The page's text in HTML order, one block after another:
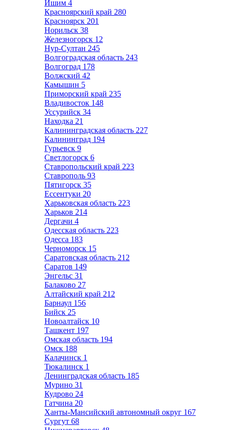
Ишим 4
Красноярский край 280
Красноярск 201
Норильск 38
Железногорск 12
Нур-Султан 245
Волгоградская область 243
Волгоград 178
Волжский 42
Камышин 5
Приморский край 235
Владивосток 148
Уссурийск 34
Находка 21
Калининградская область 227
Калининград 194
Гурьевск 9
Светлогорск 6
Ставропольский край 223
Ставрополь 93
Пятигорск 35
Ессентуки 20
Харьковская область 223
Харьков 214
Дергачи 4
Одесская область 223
Одесса 183
Черноморск 15
Саратовская область 212
Саратов 149
Энгельс 31
Балаково 27
Алтайский край 212
Барнаул 156
Бийск 25
Новоалтайск 10
Ташкент 197
Омская область 194
Омск 188
Калачинск 1
Тюкалинск 1
Ленинградская область 185
Мурино 31
Кудрово 24
Гатчина 20
Ханты-Мансийский автономный округ 167
Сургут 68